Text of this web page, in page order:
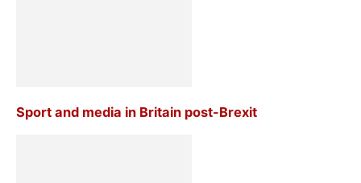
Sport and media in Britain post-Brexit